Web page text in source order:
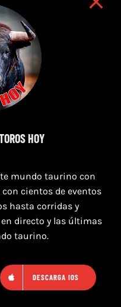
HOY
mundo taurino con
cientos de eventos
hasta corridas y
directo y las últimas
taurino.
DESCARGA IOS